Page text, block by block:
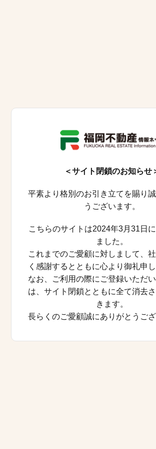
＜サイト閉鎖のお知らせ
平素より格別のお引き立てを賜り
うございます。
こちらのサイトは2024年3月31日
ました。
これまでのご愛顧に対しまして、
く感謝するとともに心より御礼申し
なお、ご利用の際にご登録いただ
は、サイト閉鎖とともに全て消去
きます。
長らくのご愛顧誠にありがとうござ